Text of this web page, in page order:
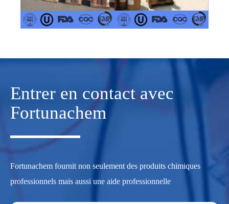
Entrer en contact avec
Fortunachem
Fortunachem fournit non seulement des produits chimiques
professionnels mais aussi une aide professionnelle